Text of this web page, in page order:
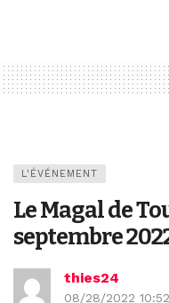
L'ÉVÉNEMENT
Le Magal de
septembre
thies24
08/28/2022